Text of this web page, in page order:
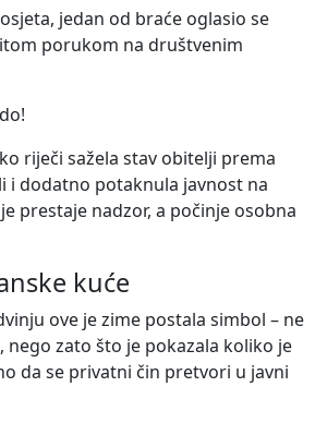
jedan od braće oglasio se
porukom na društvenim
riječi sažela stav obitelji prema
i dodatno potaknula javnost na
prestaje nadzor, a počinje osobna
kuće
ove je zime postala simbol – ne
nego zato što je pokazala koliko je
da se privatni čin pretvori u javni